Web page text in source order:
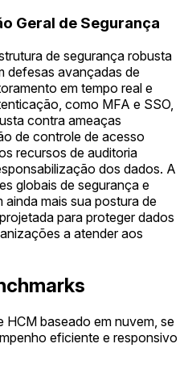
Geral de Segurança
de segurança robusta
defesas avançadas de
em tempo real e
como MFA e SSO,
contra ameaças
de controle de acesso
recursos de auditoria
dos dados. A
globais de segurança e
mais sua postura de
para proteger dados
a atender aos
baseado em nuvem, se
eficiente e responsivo